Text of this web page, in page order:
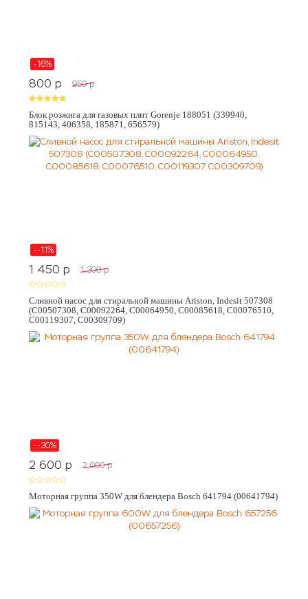
-16%
800 p 950 p
Блок розжига для газовых плит Gorenje 188051 (339940,
815143, 406358, 185871, 656579)
--11%
1 450 p 1 300 p
Сливной насос для стиральной машины Ariston, Indesit 507308
(C00507308, C00092264, C00064950, C00085618, C00076510,
C00119307, C00309709)
--30%
2 600 p 2 000 p
Моторная группа 350W для блендера Bosch 641794 (00641794)